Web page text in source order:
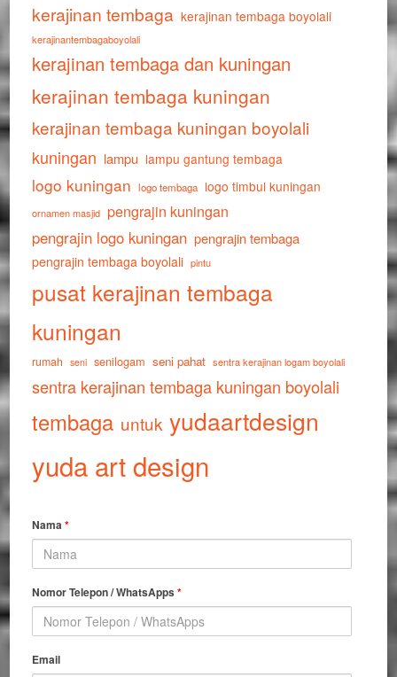
kerajinan tembaga kerajinan tembaga boyolali
kerajinantembagaboyolali
kerajinan tembaga dan kuningan
kerajinan tembaga kuningan
kerajinan tembaga kuningan boyolali
kuningan lampu lampu gantung tembaga
logo kuningan logo tembaga logo timbul kuningan
ornamen masjid pengrajin kuningan
pengrajin logo kuningan pengrajin tembaga
pengrajin tembaga boyolali pintu
pusat kerajinan tembaga
kuningan
rumah seni senilogam seni pahat sentra kerajinan logam boyolali
sentra kerajinan tembaga kuningan boyolali
tembaga untuk yudaartdesign
yuda art design
Nama*
Nomor Telepon / WhatsApps*
Email